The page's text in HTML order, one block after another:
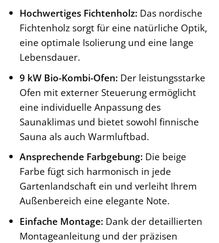
Hochwertiges Fichtenholz: Das nordische
Fichtenholz sorgt für eine natürliche Optik,
eine optimale Isolierung und eine lange
Lebensdauer.
9 kW Bio-Kombi-Ofen: Der leistungsstarke
Ofen mit externer Steuerung ermöglicht
eine individuelle Anpassung des
Saunaklimas und bietet sowohl finnische
Sauna als auch Warmluftbad.
Ansprechende Farbgebung: Die beige
Farbe fügt sich harmonisch in jede
Gartenlandschaft ein und verleiht Ihrem
Außenbereich eine elegante Note.
Einfache Montage: Dank der detaillierten
Montageanleitung und der präzisen